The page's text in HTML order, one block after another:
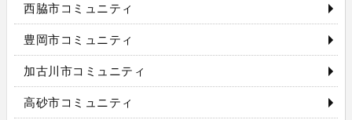
西脇市コミュニティ
豊岡市コミュニティ
加古川市コミュニティ
高砂市コミュニティ